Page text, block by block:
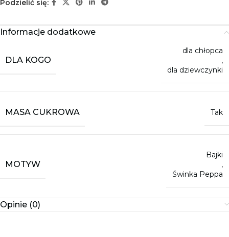
Podzielić się:
Informacje dodatkowe
DLA KOGO
dla chłopca
,
dla dziewczynki
MASA CUKROWA Tak
MOTYW
Bajki
,
Świnka Peppa
Opinie (0)